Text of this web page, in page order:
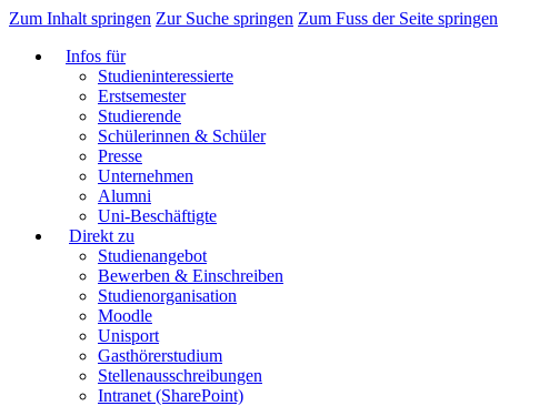
Zum Inhalt springen Zur Suche springen Zum Fuss der Seite springen
Infos für
Studieninteressierte
Erstsemester
Studierende
Schülerinnen & Schüler
Presse
Unternehmen
Alumni
Uni-Beschäftigte
Direkt zu
Studienangebot
Bewerben & Einschreiben
Studienorganisation
Moodle
Unisport
Gasthörerstudium
Stellenausschreibungen
Intranet (SharePoint)